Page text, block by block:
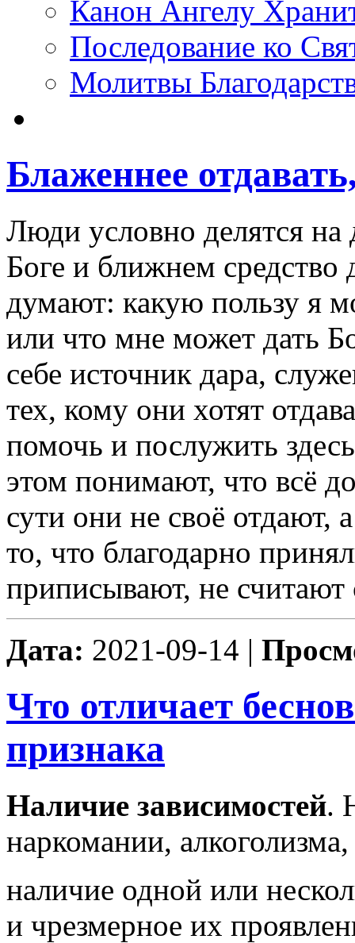
Канон Ангелу
Последование ко
Молитвы
Блаженнее
Люди условно делятся на
Боге и ближнем средство
думают: какую пользу я
или что мне может дать
себе источник дара,
тех, кому они хотят
помочь и послужить
этом понимают, что всё
сути они не своё
то, что благодарно
приписывают, не считают
Дата: 2021-09-14 |
Что отличает
признака
Наличие зависимостей.
наркомании,
наличие одной или
и чрезмерное их